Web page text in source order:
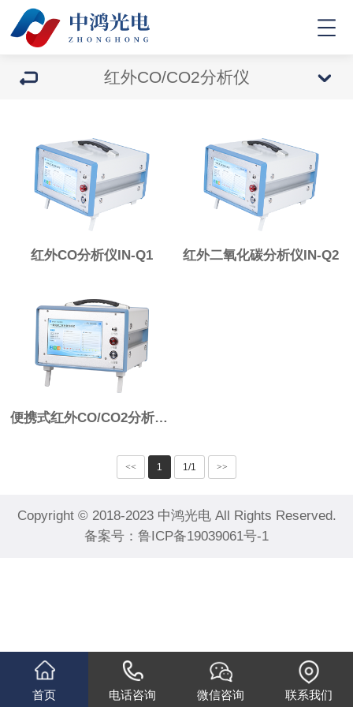
红外CO/CO2分析仪
红外CO分析仪IN-Q1 红外二氧化碳分析仪IN-Q2
便携式红外CO/CO2分析仪IN-Q3
<< 1 1/1 >>
Copyright © 2018-2023 中鸿光电 All Rights Reserved.
备案号： 鲁ICP备19039061号-1
首页 电话咨询 微信咨询 联系我们